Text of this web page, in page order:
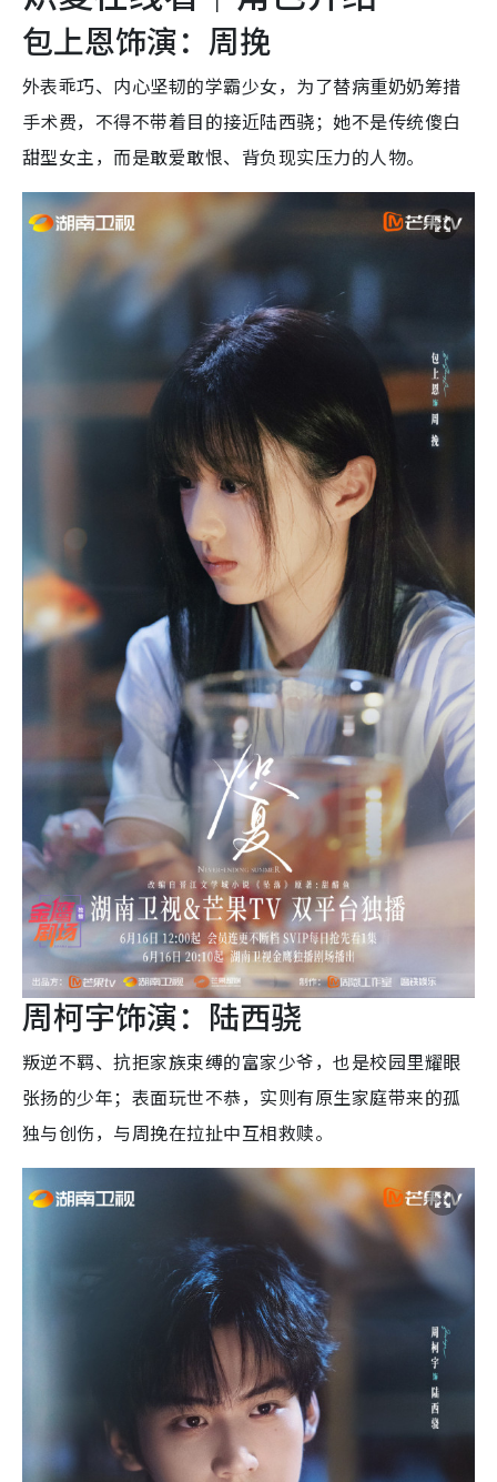
包上恩饰演：周挽
外表乖巧、内心坚韧的学霸少女，为了替病重奶奶筹措
手术费，不得不带着目的接近陆西骁；她不是传统傻白
甜型女主，而是敢爱敢恨、背负现实压力的人物。
周柯宇饰演：陆西骁
叛逆不羁、抗拒家族束缚的富家少爷，也是校园里耀眼
张扬的少年；表面玩世不恭，实则有原生家庭带来的孤
独与创伤，与周挽在拉扯中互相救赎。